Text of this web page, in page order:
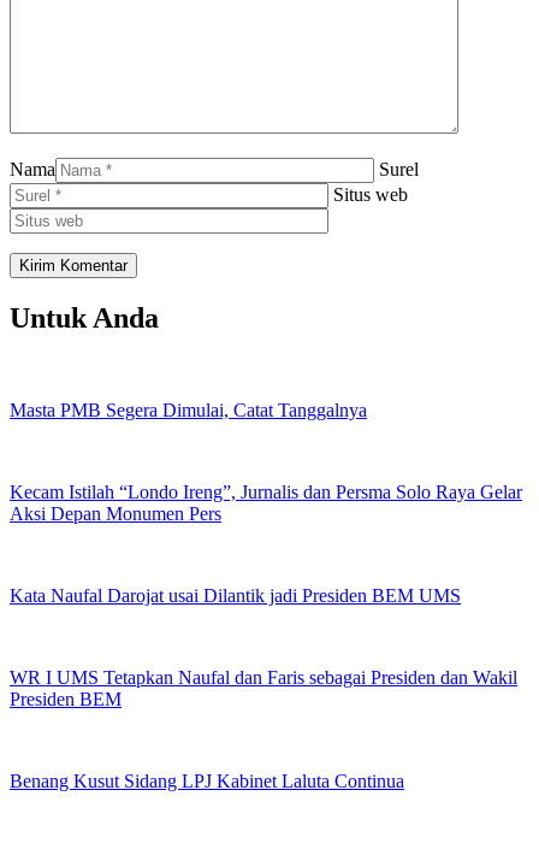
Nama
Surel
Situs web
Untuk Anda
Masta PMB Segera Dimulai, Catat Tanggalnya
Kecam Istilah “Londo Ireng”, Jurnalis dan Persma Solo Raya Gelar
Aksi Depan Monumen Pers
Kata Naufal Darojat usai Dilantik jadi Presiden BEM UMS
WR I UMS Tetapkan Naufal dan Faris sebagai Presiden dan Wakil
Presiden BEM
Benang Kusut Sidang LPJ Kabinet Laluta Continua